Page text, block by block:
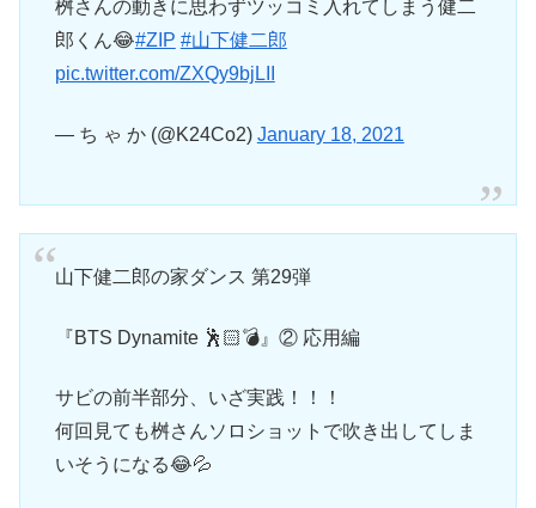
桝さんの動きに思わずツッコミ入れてしまう健二
郎くん😂#ZIP #山下健二郎
pic.twitter.com/ZXQy9bjLII
— ち ゃ か (@K24Co2) January 18, 2021
山下健二郎の家ダンス 第29弾
『BTS Dynamite 🕺🏻💣』② 応用編
サビの前半部分、いざ実践！！！
何回見ても桝さんソロショットで吹き出してしま
いそうになる😂💦